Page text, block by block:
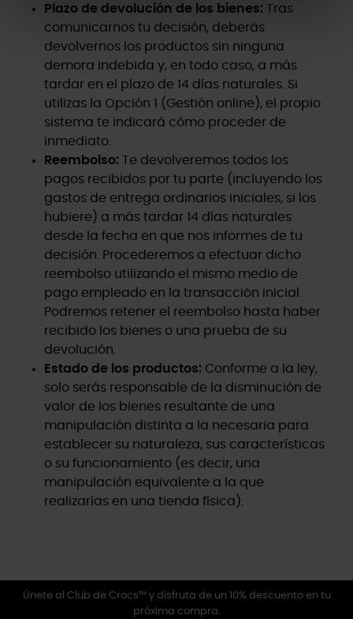
Plazo de devolución de los bienes: Tras
comunicarnos tu decisión, deberás
devolvernos los productos sin ninguna
demora indebida y, en todo caso, a más
tardar en el plazo de 14 días naturales. Si
utilizas la Opción 1 (Gestión online), el propio
sistema te indicará cómo proceder de
inmediato.
Reembolso: Te devolveremos todos los
pagos recibidos por tu parte (incluyendo los
gastos de entrega ordinarios iniciales, si los
hubiere) a más tardar 14 días naturales
desde la fecha en que nos informes de tu
decisión. Procederemos a efectuar dicho
reembolso utilizando el mismo medio de
pago empleado en la transacción inicial.
Podremos retener el reembolso hasta haber
recibido los bienes o una prueba de su
devolución.
Estado de los productos: Conforme a la ley,
solo serás responsable de la disminución de
valor de los bienes resultante de una
manipulación distinta a la necesaria para
establecer su naturaleza, sus características
o su funcionamiento (es decir, una
manipulación equivalente a la que
realizarías en una tienda física).
Únete al Club de Crocs™ y disfruta de un 10% descuento en tu
próxima compra.